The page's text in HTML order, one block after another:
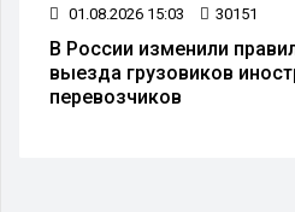
01.08.2026 15:03 30151
В России изменили
выезда грузовиков
перевозчиков